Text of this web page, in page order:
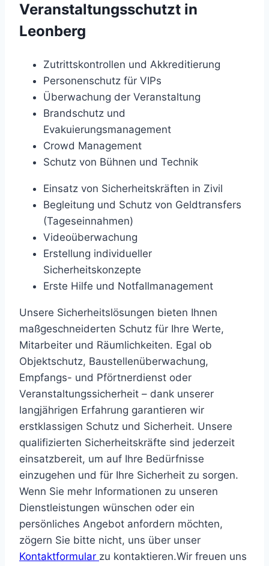
Veranstaltungsschutzt in
Leonberg
Zutrittskontrollen und Akkreditierung
Personenschutz für VIPs
Überwachung der Veranstaltung
Brandschutz und
Evakuierungsmanagement
Crowd Management
Schutz von Bühnen und Technik
Einsatz von Sicherheitskräften in Zivil
Begleitung und Schutz von Geldtransfers
(Tageseinnahmen)
Videoüberwachung
Erstellung individueller
Sicherheitskonzepte
Erste Hilfe und Notfallmanagement
Unsere Sicherheitslösungen bieten Ihnen
maßgeschneiderten Schutz für Ihre Werte,
Mitarbeiter und Räumlichkeiten. Egal ob
Objektschutz, Baustellenüberwachung,
Empfangs- und Pförtnerdienst oder
Veranstaltungssicherheit – dank unserer
langjährigen Erfahrung garantieren wir
erstklassigen Schutz und Sicherheit. Unsere
qualifizierten Sicherheitskräfte sind jederzeit
einsatzbereit, um auf Ihre Bedürfnisse
einzugehen und für Ihre Sicherheit zu sorgen.
Wenn Sie mehr Informationen zu unseren
Dienstleistungen wünschen oder ein
persönliches Angebot anfordern möchten,
zögern Sie bitte nicht, uns über unser
Kontaktformular zu kontaktieren.Wir freuen uns